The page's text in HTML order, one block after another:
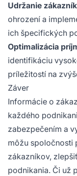
Udržanie
ohrození a
ich špecifických
Optimalizácia
identifikáciu
príležitostí na
Záver
Informácie o
každého
zabezpečením a
môžu spoločnosti
zákazníkov,
podnikania. Či už